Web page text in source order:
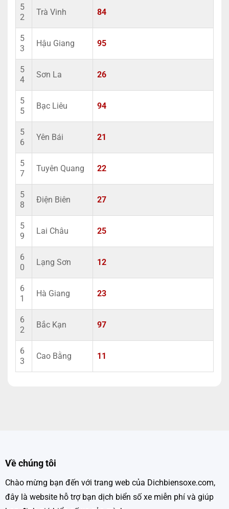
5
2
Trà Vinh 84
5
3
Hậu Giang 95
5
4
Sơn La 26
5
5
Bạc Liêu 94
5
6
Yên Bái 21
5
7
Tuyên Quang 22
5
8
Điện Biên 27
5
9
Lai Châu 25
6
0
Lạng Sơn 12
6
1
Hà Giang 23
6
2
Bắc Kạn 97
6
3
Cao Bằng 11
Về chúng tôi
Chào mừng bạn đến với trang web của Dichbiensoxe.com,
đây là website hỗ trợ bạn dịch biển số xe miễn phí và giúp